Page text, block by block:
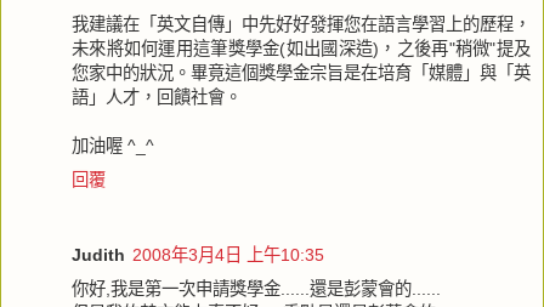
我建議在「英文自傳」中先好好發揮您在語言學習上的歷程，
未來將如何運用這筆獎學金(如出國深造)，之後再"稍微"提及
您家中的狀況。畢竟這個獎學金宗旨是在培育「媒體」與「英
語」人才，回饋社會。
加油喔 ^_^
回覆
Judith 2008年3月4日 上午10:35
你好,我是第一次申請獎學金......還是彭蒙會的......